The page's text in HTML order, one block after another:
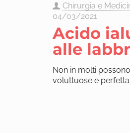
Chirurgia e
04/03/2021
Acido
alle
Non in molti
voluttuose e